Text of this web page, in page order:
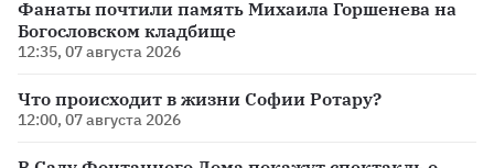
Фанаты почтили память Михаила Горшенева на
Богословском кладбище
12:35, 07 августа 2026
Что происходит в жизни Софии Ротару?
12:00, 07 августа 2026